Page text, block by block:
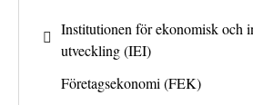
Institutionen för ekonomisk och
utveckling (IEI)
Företagsekonomi (FEK)